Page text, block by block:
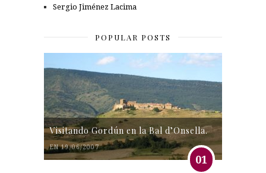
Sergio Jiménez Lacima
POPULAR POSTS
Visitando Gordún en la Bal d’Onsella.
EN 19/06/2007
01